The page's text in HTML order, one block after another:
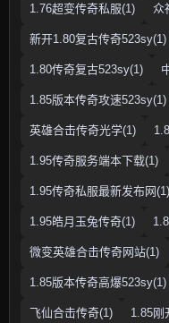
1.76超变传奇私服(1) 众
新开1.80复古传奇523sy(1)
1.80传奇复古523sy(1)
1.85版本传奇攻速523sy(1)
英雄合击传奇光学(1)
1.95传奇服务端本下载(1)
1.95传奇私服最新发布网(1)
1.95皓月玉兔传奇(1)
微变英雄合击传奇网站(1)
1.85版本传奇高爆523sy(1)
飞仙合击传奇(1) 1.85刚